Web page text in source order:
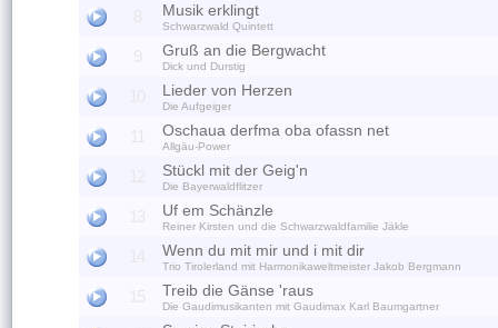
8 Musik erklingt
Schwarzwald Quintett
9 Gruß an die Bergwacht
Dick und Durstig
10 Lieder von Herzen
Die Aufgeiger
11 Oschaua derfma oba ofassn net
Allgäu-Power
12 Stückl mit der Geig'n
Die Bayerwaldflitzer
13 Uf em Schänzle
Reiner Kirsten und die Schwarzwaldfamilie Jäkle
14 Wenn du mit mir und i mit dir
Trio Tirolerland mit Harmonikaweltmeister Jakob Bergmann
15 Treib die Gänse 'raus
Die Gaudimusikanten mit Gaudimax Karl Baumgartner